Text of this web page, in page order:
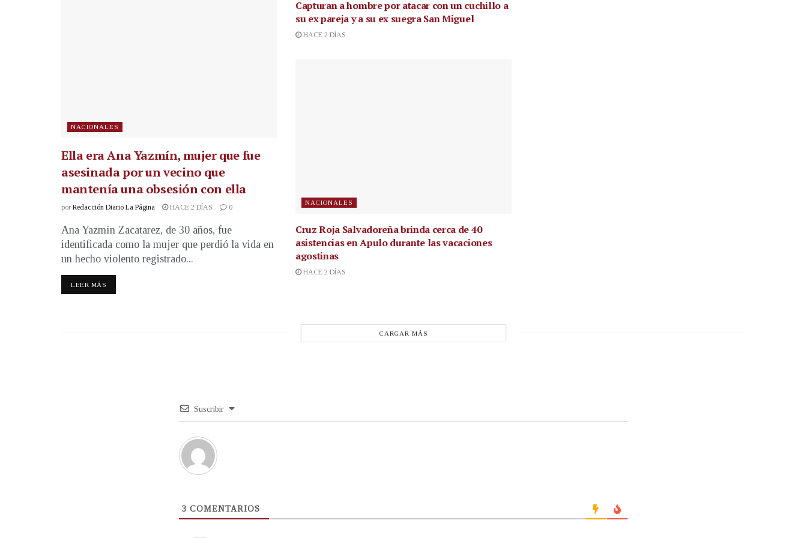
NACIONALES
Ella era Ana Yazmín, mujer que fue
asesinada por un vecino que
mantenía una obsesión con ella
por Redacción Diario La Página HACE 2 DÍAS 0
Ana Yazmín Zacatarez, de 30 años, fue
identificada como la mujer que perdió la vida en
un hecho violento registrado...
LEER MÁS
Capturan a hombre por atacar con un cuchillo a
su ex pareja y a su ex suegra San Miguel
HACE 2 DÍAS
NACIONALES
Cruz Roja Salvadoreña brinda cerca de 40
asistencias en Apulo durante las vacaciones
agostinas
HACE 2 DÍAS
CARGAR MÁS
Suscribir
3 COMENTARIOS